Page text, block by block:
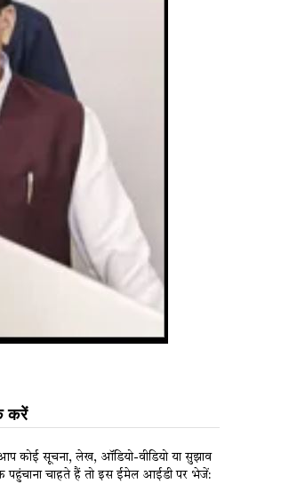
करें
कोई सूचना, लेख, ऑडियो-वीडियो या सुझाव
पहुंचाना चाहते हैं तो इस ईमेल आईडी पर भेजें: